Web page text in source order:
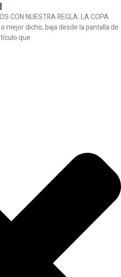
CON NUESTRA REGLA: LA COPA
mejor dicho, baja desde la pantalla de
que